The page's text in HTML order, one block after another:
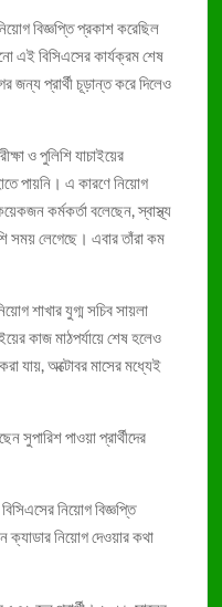
বিজ্ঞপ্তি প্রকাশ করেছিল
এই বিসিএসের কার্যক্রম শেষ
জন্য প্রার্থী চূড়ান্ত করে দিলেও
ও পুলিশি যাচাইয়ের
পায়নি। এ কারণে নিয়োগ
কর্মকর্তা বলেছেন, স্বাস্থ্য
সময় লেগেছে। এবার তাঁরা কম
শাখার যুগ্ম সচিব সায়লা
কাজ মাঠপর্যায়ে শেষ হলেও
যায়, অক্টোবর মাসের মধ্যেই
সুপারিশ পাওয়া প্রার্থীদের
নিয়োগ বিজ্ঞপ্তি
নিয়োগ দেওয়ার কথা